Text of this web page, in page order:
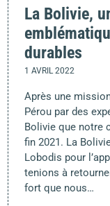
La Bolivie,
durables
1 AVRIL 2022
Après une
Pérou par des
Bolivie que notre
fin 2021. La
Lobodis pour
tenions à
fort que nous…